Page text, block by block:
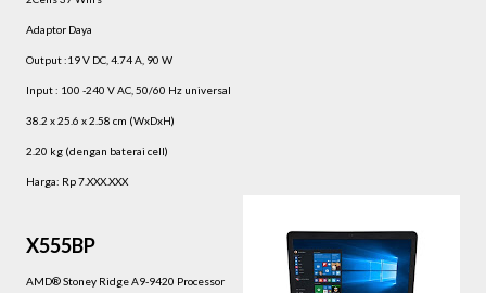
Adaptor Daya
Output :19 V DC, 4.74 A, 90 W
Input : 100 -240 V AC, 50/60 Hz universal
38.2 x 25.6 x 2.58 cm (WxDxH)
2.20 kg (dengan baterai cell)
Harga: Rp 7.XXX.XXX
X555BP
AMD® Stoney Ridge A9-9420 Processor